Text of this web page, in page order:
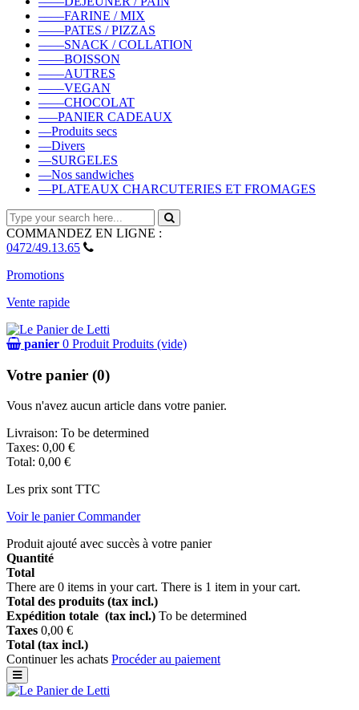
––––FARINE / MIX
––––PATES / PIZZAS
––––SNACK / COLLATION
––––BOISSON
––––AUTRES
––––VEGAN
––––CHOCOLAT
–––PANIER CADEAUX
––Produits secs
––Divers
––SURGELES
––Nos sandwiches
––PLATEAUX CHARCUTERIES ET FROMAGES
COMMANDEZ EN LIGNE :
0472/49.13.65
Promotions
Vente rapide
panier 0 Produit Produits (vide)
Votre panier (0)
Vous n'avez aucun article dans votre panier.
Livraison: To be determined
Taxes: 0,00 €
Total: 0,00 €
Les prix sont TTC
Voir le panier Commander
Produit ajouté avec succès à votre panier
Quantité
Total
There are 0 items in your cart. There is 1 item in your cart.
Total des produits (tax incl.)
Expédition totale (tax incl.) To be determined
Taxes 0,00 €
Total (tax incl.)
Continuer les achats Procéder au paiement